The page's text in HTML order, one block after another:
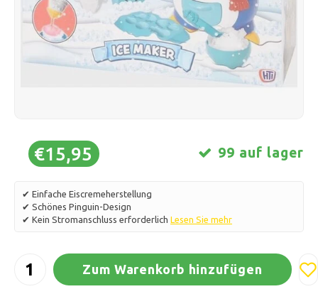
Schlittschuhlaufen
Kissen & Bettwäsche
Lampen & Beleuchtung
€15,95 99 auf lager
✔ Einfache Eiscremeherstellung
✔ Schönes Pinguin-Design
✔ Kein Stromanschluss erforderlich Lesen Sie mehr
Zum Warenkorb hinzufügen